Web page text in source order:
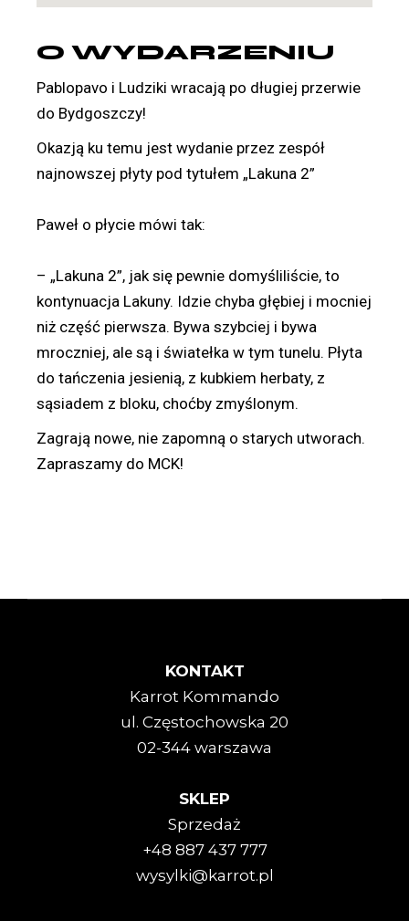
O WYDARZENIU
Pablopavo i Ludziki wracają po długiej przerwie
do Bydgoszczy!
Okazją ku temu jest wydanie przez zespół
najnowszej płyty pod tytułem „Lakuna 2”
Paweł o płycie mówi tak:
– „Lakuna 2”, jak się pewnie domyśliliście, to
kontynuacja Lakuny. Idzie chyba głębiej i mocniej
niż część pierwsza. Bywa szybciej i bywa
mroczniej, ale są i światełka w tym tunelu. Płyta
do tańczenia jesienią, z kubkiem herbaty, z
sąsiadem z bloku, choćby zmyślonym.
Zagrają nowe, nie zapomną o starych utworach.
Zapraszamy do MCK!
KONTAKT
Karrot Kommando
ul. Częstochowska 20
02-344 warszawa
SKLEP
Sprzedaż
+48 887 437 777
wysylki@karrot.pl